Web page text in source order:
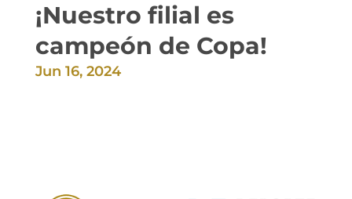
¡Nuestro filial es
campeón de Copa!
Jun 16, 2024